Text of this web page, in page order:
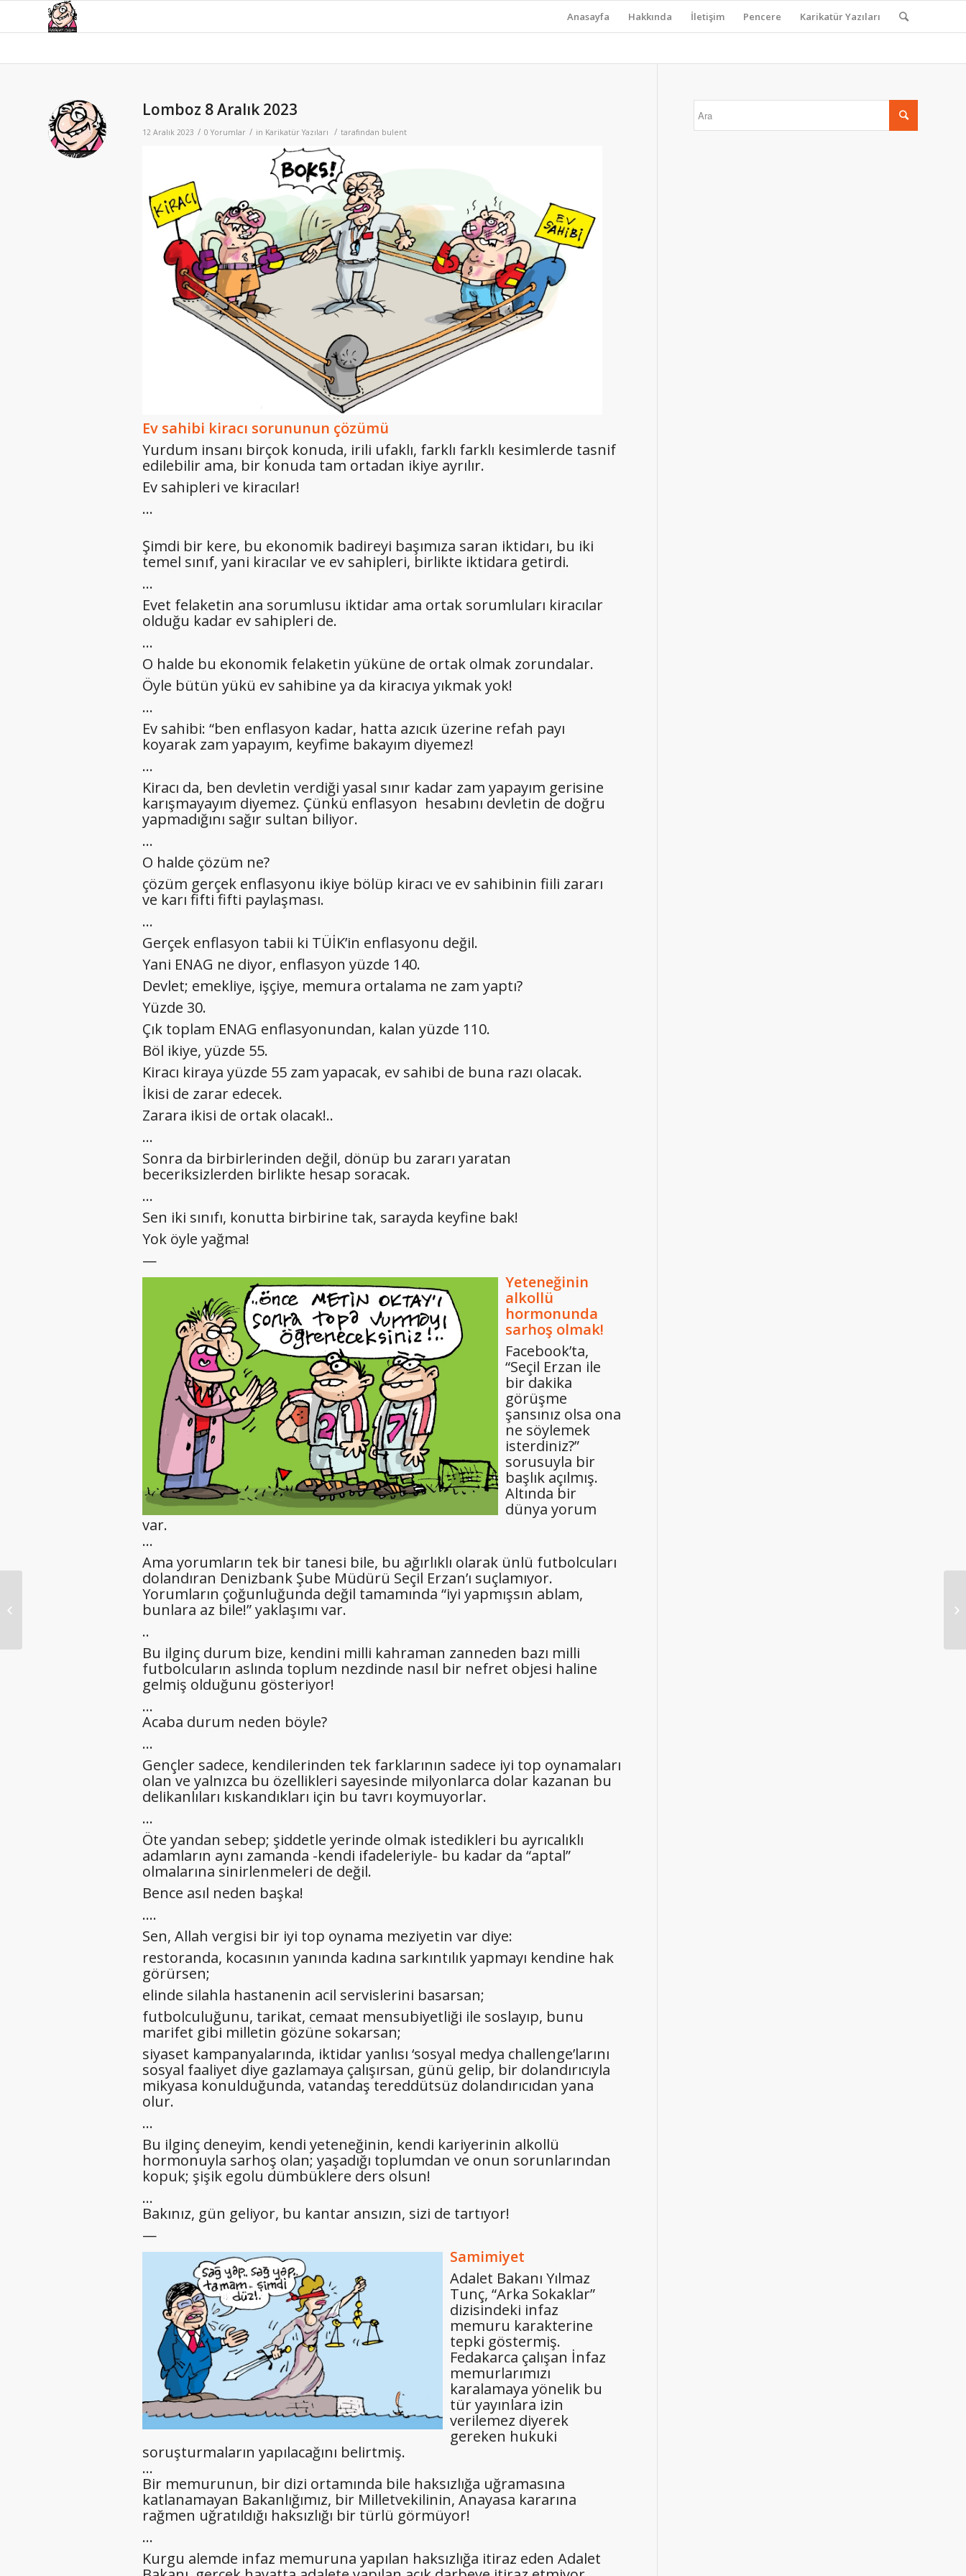
Anasayfa Hakkında İletişim Pencere Karikatür Yazıları
Lomboz 8 Aralık 2023
12 Aralık 2023 / 0 Yorumlar / in Karikatür Yazıları / tarafından bulent
Ev sahibi kiracı sorununun çözümü
Yurdum insanı birçok konuda, irili ufaklı, farklı farklı kesimlerde tasnif
edilebilir ama, bir konuda tam ortadan ikiye ayrılır.
Ev sahipleri ve kiracılar!
…
Şimdi bir kere, bu ekonomik badireyi başımıza saran iktidarı, bu iki
temel sınıf, yani kiracılar ve ev sahipleri, birlikte iktidara getirdi.
…
Evet felaketin ana sorumlusu iktidar ama ortak sorumluları kiracılar
olduğu kadar ev sahipleri de.
…
O halde bu ekonomik felaketin yüküne de ortak olmak zorundalar.
Öyle bütün yükü ev sahibine ya da kiracıya yıkmak yok!
…
Ev sahibi: “ben enflasyon kadar, hatta azıcık üzerine refah payı
koyarak zam yapayım, keyfime bakayım diyemez!
…
Kiracı da, ben devletin verdiği yasal sınır kadar zam yapayım gerisine
karışmayayım diyemez. Çünkü enflasyon hesabını devletin de doğru
yapmadığını sağır sultan biliyor.
…
O halde çözüm ne?
çözüm gerçek enflasyonu ikiye bölüp kiracı ve ev sahibinin fiili zararı
ve karı fifti fifti paylaşması.
…
Gerçek enflasyon tabii ki TÜİK’in enflasyonu değil.
Yani ENAG ne diyor, enflasyon yüzde 140.
Devlet; emekliye, işçiye, memura ortalama ne zam yaptı?
Yüzde 30.
Çık toplam ENAG enflasyonundan, kalan yüzde 110.
Böl ikiye, yüzde 55.
Kiracı kiraya yüzde 55 zam yapacak, ev sahibi de buna razı olacak.
İkisi de zarar edecek.
Zarara ikisi de ortak olacak!..
…
Sonra da birbirlerinden değil, dönüp bu zararı yaratan
beceriksizlerden birlikte hesap soracak.
…
Sen iki sınıfı, konutta birbirine tak, sarayda keyfine bak!
Yok öyle yağma!
—
Yeteneğinin
alkollü
hormonunda
sarhoş olmak!
Facebook’ta,
“Seçil Erzan ile
bir dakika
görüşme
şansınız olsa ona
ne söylemek
isterdiniz?”
sorusuyla bir
başlık açılmış.
Altında bir
dünya yorum
var.
…
Ama yorumların tek bir tanesi bile, bu ağırlıklı olarak ünlü futbolcuları
dolandıran Denizbank Şube Müdürü Seçil Erzan’ı suçlamıyor.
Yorumların çoğunluğunda değil tamamında “iyi yapmışsın ablam,
bunlara az bile!” yaklaşımı var.
..
Bu ilginç durum bize, kendini milli kahraman zanneden bazı milli
futbolcuların aslında toplum nezdinde nasıl bir nefret objesi haline
gelmiş olduğunu gösteriyor!
…
Acaba durum neden böyle?
…
Gençler sadece, kendilerinden tek farklarının sadece iyi top oynamaları
olan ve yalnızca bu özellikleri sayesinde milyonlarca dolar kazanan bu
delikanlıları kıskandıkları için bu tavrı koymuyorlar.
…
Öte yandan sebep; şiddetle yerinde olmak istedikleri bu ayrıcalıklı
adamların aynı zamanda -kendi ifadeleriyle- bu kadar da “aptal”
olmalarına sinirlenmeleri de değil.
Bence asıl neden başka!
….
Sen, Allah vergisi bir iyi top oynama meziyetin var diye:
restoranda, kocasının yanında kadına sarkıntılık yapmayı kendine hak
görürsen;
elinde silahla hastanenin acil servislerini basarsan;
futbolculuğunu, tarikat, cemaat mensubiyetliği ile soslayıp, bunu
marifet gibi milletin gözüne sokarsan;
siyaset kampanyalarında, iktidar yanlısı ‘sosyal medya challenge’larını
sosyal faaliyet diye gazlamaya çalışırsan, günü gelip, bir dolandırıcıyla
mikyasa konulduğunda, vatandaş tereddütsüz dolandırıcıdan yana
olur.
…
Bu ilginç deneyim, kendi yeteneğinin, kendi kariyerinin alkollü
hormonuyla sarhoş olan; yaşadığı toplumdan ve onun sorunlarından
kopuk; şişik egolu dümbüklere ders olsun!
…
Bakınız, gün geliyor, bu kantar ansızın, sizi de tartıyor!
—
Samimiyet
Adalet Bakanı Yılmaz
Tunç, “Arka Sokaklar”
dizisindeki infaz
memuru karakterine
tepki göstermiş.
Fedakarca çalışan İnfaz
memurlarımızı
karalamaya yönelik bu
tür yayınlara izin
verilemez diyerek
gereken hukuki
soruşturmaların yapılacağını belirtmiş.
…
Bir memurunun, bir dizi ortamında bile haksızlığa uğramasına
katlanamayan Bakanlığımız, bir Milletvekilinin, Anayasa kararına
rağmen uğratıldığı haksızlığı bir türlü görmüyor!
…
Kurgu alemde infaz memuruna yapılan haksızlığa itiraz eden Adalet